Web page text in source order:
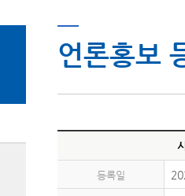
언론홍보
등록일